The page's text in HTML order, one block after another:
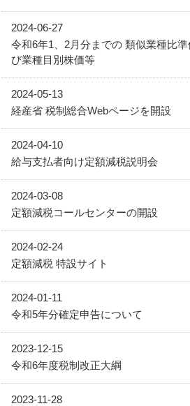
2024-06-27
令和6年1、2月分までの 類似業種比
び業種目別株価等
2024-05-13
経産省 税制総合Webページを開設
2024-04-10
給与支払者向け定額減税説明会
2024-03-08
定額減税コールセンターの開設
2024-02-24
定額減税 特設サイト
2024-01-11
令和5年分確定申告について
2023-12-15
令和6年度税制改正大綱
2023-11-28